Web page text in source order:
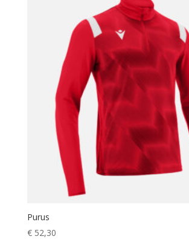
Purus
€52,30